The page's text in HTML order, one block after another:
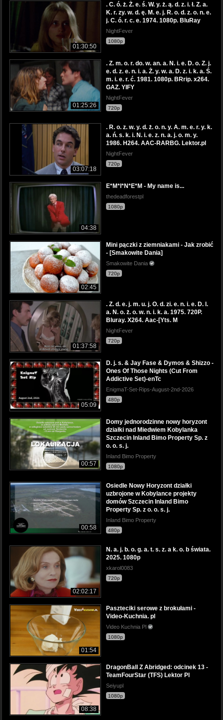
01:30:50
. C. ó. ż. Ż. e. ś. W. y. ż. ą. d. z. i. ł. Z. a.
K. r. zy. w. d. ę. M. e. j. R. o. d. z. o. n. e.
j. C. ó. r. c. e. 1974. 1080p. BluRay
NightFever
1080p
01:25:26
. Z. m. o. r. do. w. an. a. N. i. e. D. o. Z. j.
e. d. z. e. n. i. a. Ż. y. w. a. D. z. i. k. a. Ś.
m. i. e. r. ć. 1981. 1080p. BRrip. x264.
GAZ. YIFY
NightFever
720p
03:07:18
. R. o. z. w. y. d. ż. o. n. y. A. m. e. r. y. k.
a. ń. s. k. i. N. i. e. z. n. a. j. o. m. y.
1986. H264. AAC-RARBG. Lektor.pl
NightFever
720p
04:38
E*M*I*N*E*M - My name is...
thedeadforestpl
1080p
02:45
Mini pączki z ziemniakami - Jak zrobić
- [Smakowite Dania]
Smakowite Dania
720p
01:37:58
. Z. d. e. j. m. u. j. O. d. zi. e. n. i. e. D. l.
a. N. o. ż. o. w. n. i. k. a. 1975. 720P.
Bluray. X264. Aac-[Yts. M
NightFever
720p
05:09
D. j. s. & Jay Fase & Dymos & Shizzo -
Ones Of Those Nights (Cut From
Addictive Set)-enTc
EnigmaT-Set-Rips-August-2nd-2026
480p
00:57
Domy jednorodzinne nowy horyzont
działki nad Miedwiem Kobylanka
Szczecin Inland Bimo Property Sp. z
o. o. s. j.
Inland Bimo Property
1080p
00:58
Osiedle Nowy Horyzont działki
uzbrojone w Kobylance projekty
domów Szczecin Inland Bimo
Property Sp. z o. o. s. j.
Inland Bimo Property
480p
02:02:17
N. a. j. b. o. g. a. t. s. z. a k. o. b świata.
2025. 1080p
xkarol0083
720p
01:54
Paszteciki serowe z brokułami -
Video-Kuchnia. pl
Video Kuchnia Pl
1080p
08:38
DragonBall Z Abridged: odcinek 13 -
TeamFourStar (TFS) Lektor Pl
Seiyupl
1080p